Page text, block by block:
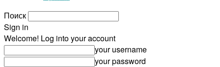
Поиск
Sign in
Welcome! Log into your account
your username
your password